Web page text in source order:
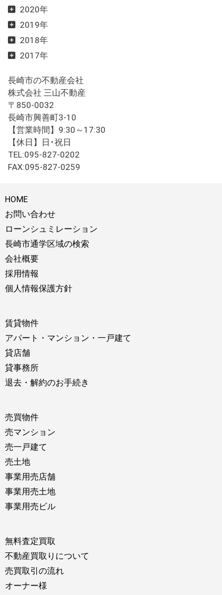
2020年
2019年
2018年
2017年
長崎市の不動産会社
株式会社 三山不動産
〒850-0032
長崎市興善町3-10
【営業時間】9:30～17:30
【休日】日･祝日
TEL:095-827-0202
FAX:095-827-0259
HOME
お問い合わせ
ローンシュミレーション
長崎市通学区域の検索
会社概要
採用情報
個人情報保護方針
賃貸物件
アパート・マンション・一戸建て
貸店舗
貸事務所
退去・解約のお手続き
売買物件
売マンション
売一戸建て
売土地
事業用売店舗
事業用売土地
事業用売ビル
無料査定買取
不動産買取りについて
売買取引の流れ
オーナー様